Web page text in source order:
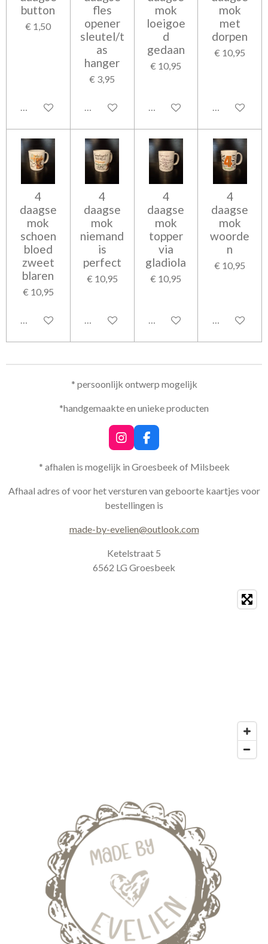
button
€ 1,50
In winkelwagen
fles
opener
sleutel/t
as
hanger
€ 3,95
Bekijk details
mok
loeigoe
d
gedaan
€ 10,95
In winkelwagen
mok
met
dorpen
€ 10,95
In
4
daagse
mok
schoen
bloed
zweet
blaren
€ 10,95
In winkelwagen
4
daagse
mok
niemand
is
perfect
€ 10,95
In winkelwagen
4
daagse
mok
topper
via
gladiola
€ 10,95
Bekijk details
4
daagse
mok
woorde
n
€ 10,95
In
* persoonlijk ontwerp mogelijk
*handgemaakte en unieke producten
I
n
s
a
r
m
F
a
c
b
o
* afhalen is mogelijk in Groesbeek of Milsbeek
Afhaal adres of voor het versturen van geboorte kaartjes voor
bestellingen is
made-by-evelien@outlook.com
Ketelstraat 5
6562 LG Groesbeek